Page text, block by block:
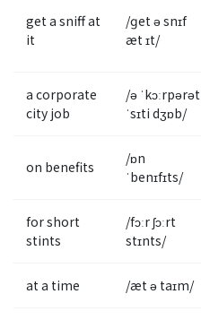
get a sniff at
it
/ɡet ə snɪf
æt ɪt/
a corporate
city job
/ə ˈkɔːrpərət
ˈsɪti dʒɒb/
on benefits
/ɒn
ˈbenɪfɪts/
for short
stints
/fɔːr ʃɔːrt
stɪnts/
at a time /æt ə taɪm/